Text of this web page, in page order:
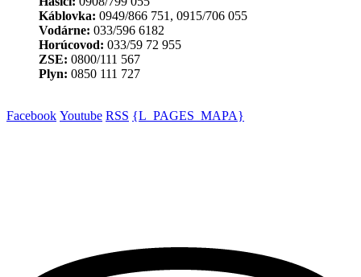
Káblovka: 0949/866 751, 0915/706 055
Vodárne: 033/596 6182
Horúcovod: 033/59 72 955
ZSE: 0800/111 567
Plyn: 0850 111 727
Facebook Youtube RSS {L_PAGES_MAPA}